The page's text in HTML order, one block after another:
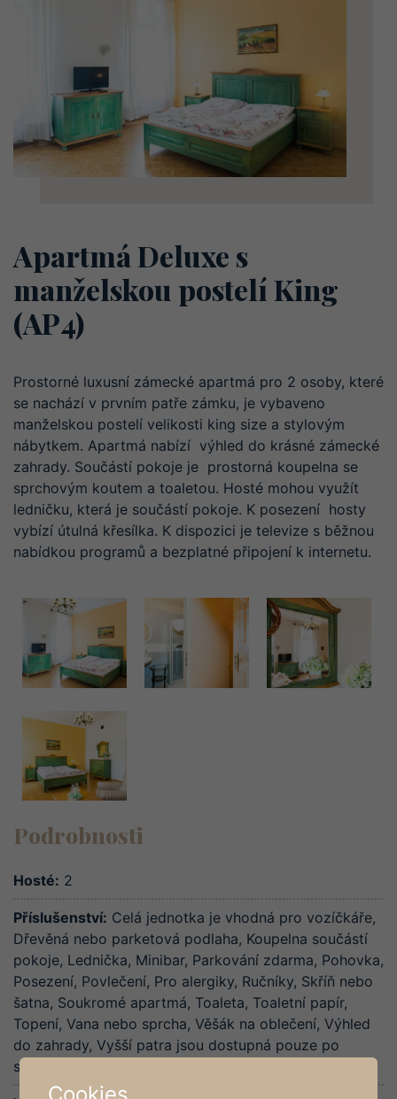
Apartmá Deluxe s
manželskou postelí King
(AP4)
Prostorné luxusní zámecké apartmá pro 2 osoby, které
se nachází v prvním patře zámku, je vybaveno
manželskou postelí velikosti king size a stylovým
nábytkem. Apartmá nabízí výhled do krásné zámecké
zahrady. Součástí pokoje je prostorná koupelna se
sprchovým koutem a toaletou. Hosté mohou využít
ledničku, která je součástí pokoje. K posezení hosty
vybízí útulná křesílka. K dispozici je televize s běžnou
nabídkou programů a bezplatné připojení k internetu.
Podrobnosti
Hosté: 2
Příslušenství: Celá jednotka je vhodná pro vozíčkáře,
Dřevěná nebo parketová podlaha, Koupelna součástí
pokoje, Lednička, Minibar, Parkování zdarma, Pohovka,
Posezení, Povlečení, Pro alergiky, Ručníky, Skříň nebo
šatna, Soukromé apartmá, Toaleta, Toaletní papír,
Topení, Vana nebo sprcha, Věšák na oblečení, Výhled
do zahrady, Vyšší patra jsou dostupná pouze po
schodech